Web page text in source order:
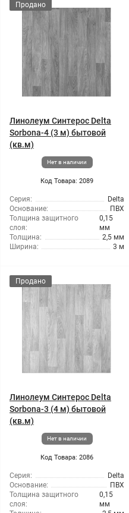
Продано
Линолеум Синтерос Delta
Sorbona-4 (3 м) бытовой
(кв.м)
Нет в наличии
Код Товара: 2089
Серия:
Delta
Основание:
ПВХ
Толщина защитного
слоя:
0,15
мм
Толщина:
2,5 мм
Ширина:
3 м
Продано
Линолеум Синтерос Delta
Sorbona-3 (4 м) бытовой
(кв.м)
Нет в наличии
Код Товара: 2086
Серия:
Delta
Основание:
ПВХ
Толщина защитного
слоя:
0,15
мм